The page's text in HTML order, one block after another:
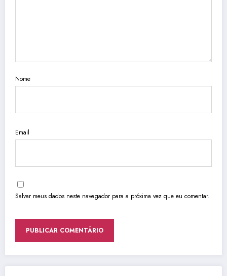
Nome
Email
Salvar meus dados neste navegador para a próxima vez que eu comentar.